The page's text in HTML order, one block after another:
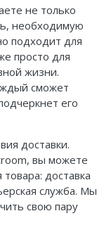
не только
необходимую
подходит для
просто для
жизни.
сможет
его
доставки.
вы можете
доставка
служба. Мы
свою пару